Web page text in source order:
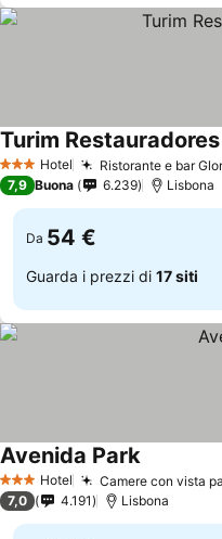
3 StelleHotel Ristorante e bar
Turim
7,9 Buona 6.239 Lisbona
Da 54 €
Guarda i prezzi di 17 siti
3 StelleHotel Camere con vista
Avenida Park
7,0 4.191 Lisbona